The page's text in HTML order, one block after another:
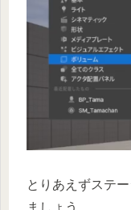
とりあえずステ
ましょう